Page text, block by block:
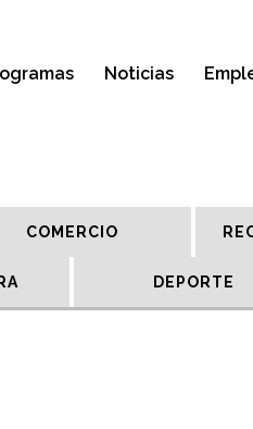
Noticias
COMERCIO
DEPORTE